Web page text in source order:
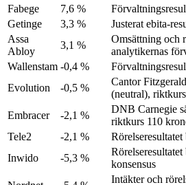
Fabege
7,6 %
Getinge
3,3 %
Justerat ebita-
Assa
Abloy
3,1 %
Omsättning och
analytikernas
Wallenstam -0,4 %
Evolution
-0,5 %
Cantor
(neutral),
Embracer
-2,1 %
DNB Carnegie
riktkurs 110
Tele2
-2,1 %
Inwido
-5,3 %
konsensus
Intäkter och